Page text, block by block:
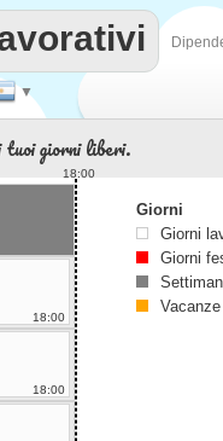
▼
tuoi giorni liberi.
18:00
18:00
18:00
Giorni
Giorni
Giorni
Vacanze